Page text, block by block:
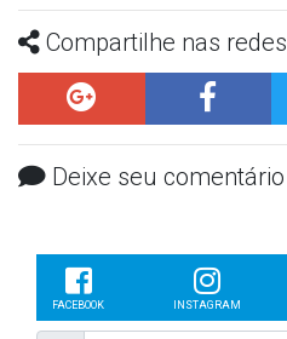
Compartilhe nas redes
Deixe seu comentário
FACEBOOK INSTAGRAM